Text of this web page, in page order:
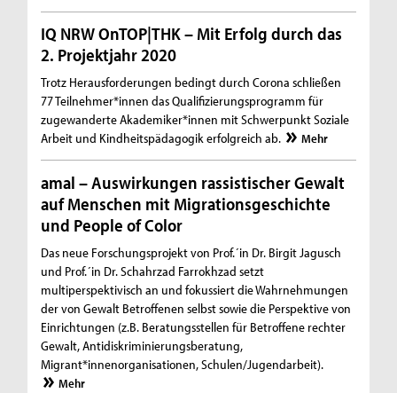
IQ NRW OnTOP|THK – Mit Erfolg durch das
2. Projektjahr 2020
Trotz Herausforderungen bedingt durch Corona schließen
77 Teilnehmer*innen das Qualifizierungsprogramm für
zugewanderte Akademiker*innen mit Schwerpunkt Soziale
Arbeit und Kindheitspädagogik erfolgreich ab.
Mehr
amal – Auswirkungen rassistischer Gewalt
auf Menschen mit Migrationsgeschichte
und People of Color
Das neue Forschungsprojekt von Prof.´in Dr. Birgit Jagusch
und Prof.´in Dr. Schahrzad Farrokhzad setzt
multiperspektivisch an und fokussiert die Wahrnehmungen
der von Gewalt Betroffenen selbst sowie die Perspektive von
Einrichtungen (z.B. Beratungsstellen für Betroffene rechter
Gewalt, Antidiskriminierungsberatung,
Migrant*innenorganisationen, Schulen/Jugendarbeit).
Mehr